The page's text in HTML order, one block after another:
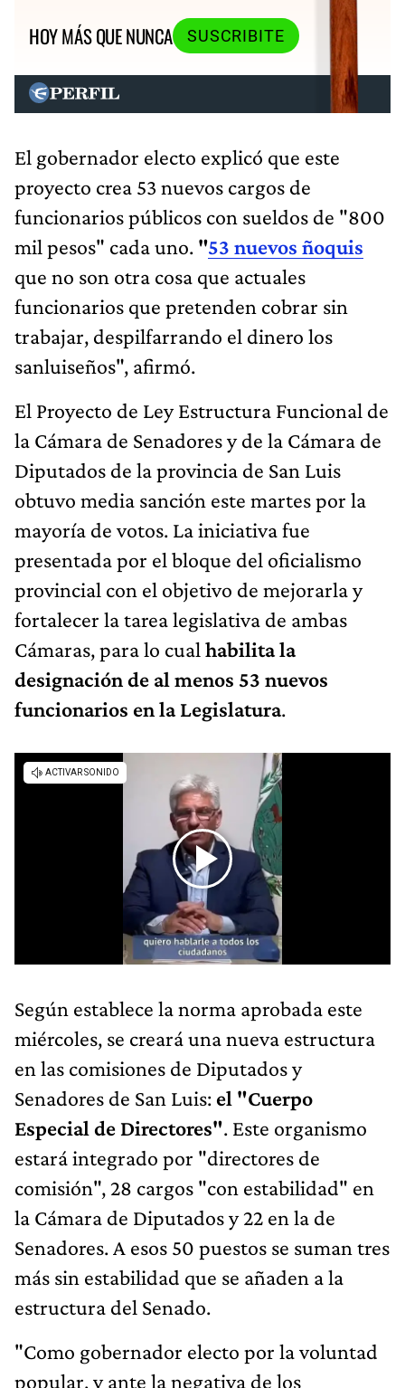
HOY MÁS QUE NUNCA
SUSCRIBITE
El gobernador electo explicó que este
proyecto crea 53 nuevos cargos de
funcionarios públicos con sueldos de "800
mil pesos" cada uno. "53 nuevos ñoquis
que no son otra cosa que actuales
funcionarios que pretenden cobrar sin
trabajar, despilfarrando el dinero los
sanluiseños", afirmó.
El Proyecto de Ley Estructura Funcional de
la Cámara de Senadores y de la Cámara de
Diputados de la provincia de San Luis
obtuvo media sanción este martes por la
mayoría de votos. La iniciativa fue
presentada por el bloque del oficialismo
provincial con el objetivo de mejorarla y
fortalecer la tarea legislativa de ambas
Cámaras, para lo cual habilita la
designación de al menos 53 nuevos
funcionarios en la Legislatura.
Según establece la norma aprobada este
miércoles, se creará una nueva estructura
en las comisiones de Diputados y
Senadores de San Luis: el "Cuerpo
Especial de Directores". Este organismo
estará integrado por "directores de
comisión", 28 cargos "con estabilidad" en
la Cámara de Diputados y 22 en la de
Senadores. A esos 50 puestos se suman tres
más sin estabilidad que se añaden a la
estructura del Senado.
"Como gobernador electo por la voluntad
popular, y ante la negativa de los